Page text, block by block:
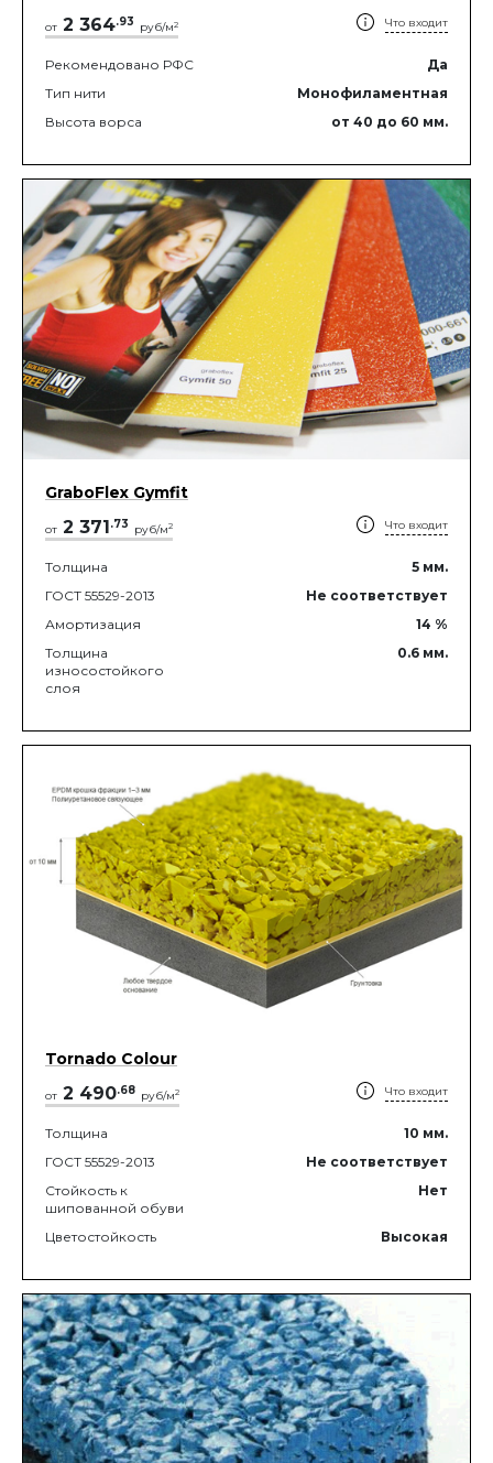
от 2 364.93 руб/м2 Что входит
Рекомендовано РФС
Да
Тип нити
Монофиламентная
Высота ворса
от 40 до 60 мм.
GraboFlex Gymfit
от 2 371.73 руб/м2 Что входит
Толщина 5 мм.
ГОСТ 55529-2013
Не соответствует
Амортизация
14 %
Толщина
износостойкого
слоя
0.6 мм.
Tornado Colour
от 2 490.68 руб/м2 Что входит
Толщина 10 мм.
ГОСТ 55529-2013
Не соответствует
Стойкость к
шипованной обуви
Нет
Цветостойкость Высокая